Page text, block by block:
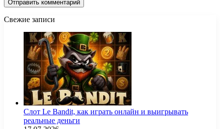
Свежие записи
Слот Le Bandit, как играть онлайн и выигрывать
реальные деньги